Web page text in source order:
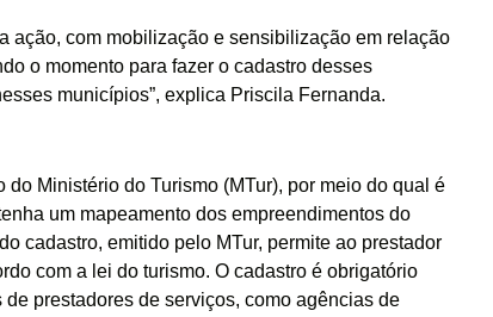
ação, com mobilização e sensibilização em relação
o momento para fazer o cadastro desses
municípios”, explica Priscila Fernanda.
do Ministério do Turismo (MTur), por meio do qual é
um mapeamento dos empreendimentos do
cadastro, emitido pelo MTur, permite ao prestador
com a lei do turismo. O cadastro é obrigatório
prestadores de serviços, como agências de